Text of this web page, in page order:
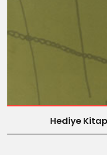
Hediye